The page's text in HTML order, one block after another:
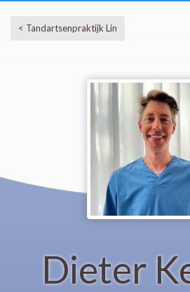
< Tandartsenpraktijk Lin
Dieter